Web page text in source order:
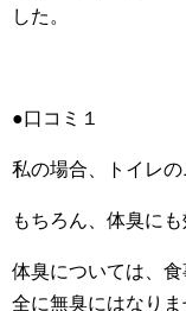
した。
●口コミ１
私の場合、トイレの
もちろん、体臭に
体臭については、
全に無臭にはなり